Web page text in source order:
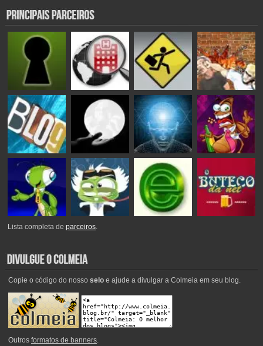
Lista completa deparceiros.
Copie o código do nosso seloe ajude a divulgar a Colmeia em seu blog.
Outros formatos de banners.